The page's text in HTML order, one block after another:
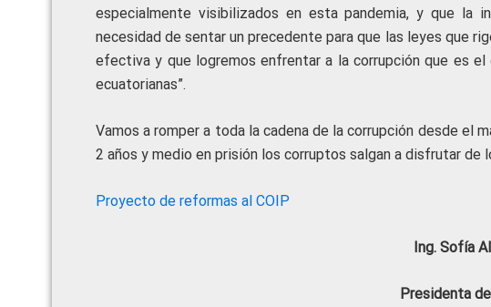
especialmente visibilizados en esta pandemia, y que la
necesidad de sentar un precedente para que las leyes que
efectiva y que logremos enfrentar a la corrupción que es
ecuatorianas”.
Vamos a romper a toda la cadena de la corrupción desde el
2 años y medio en prisión los corruptos salgan a disfrutar de
Proyecto de reformas al COIP
Ing. Sofía
Presidenta